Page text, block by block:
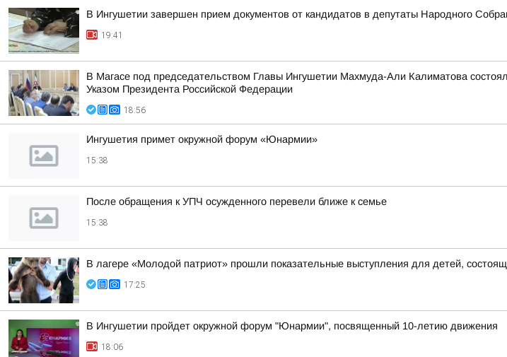
В Ингушетии завершен прием документов от кандидатов в депутаты Народного
19:41
В Магасе под председательством Главы Ингушетии Махмуда-Али Калиматова
Указом Президента Российской Федерации
18:56
Ингушетия примет окружной форум «Юнармии»
15:38
После обращения к УПЧ осужденного перевели ближе к семье
15:38
В лагере «Молодой патриот» прошли показательные выступления для детей,
17:25
В Ингушетии пройдет окружной форум "Юнармии", посвященный 10-летию движения
18:06